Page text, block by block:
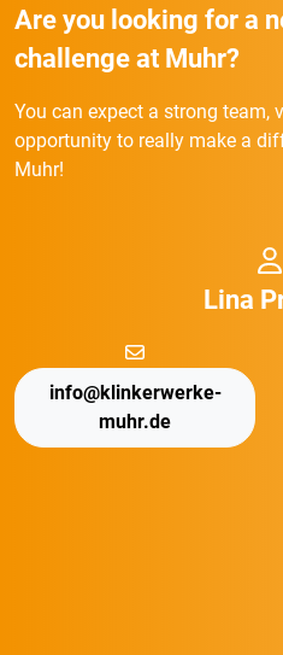
Are you looking for a
challenge at Muhr?
You can expect a strong team,
opportunity to really make a
Muhr!
Lina
info@klinkerwerke-
muhr.de